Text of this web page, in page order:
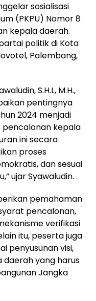
sosialisasi
(PKPU) Nomor 8
kepala daerah.
politik di Kota
Palembang,
S.H.I., M.H.,
pentingnya
2024 menjadi
kepala
ini secara
proses
dan sesuai
ujar Syawaludin.
pemahaman
pencalonan,
verifikasi
itu, peserta juga
penyusunan visi,
daerah yang harus
Jangka